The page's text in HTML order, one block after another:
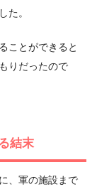
た。
ことができると
りだったので
結末
、軍の施設まで